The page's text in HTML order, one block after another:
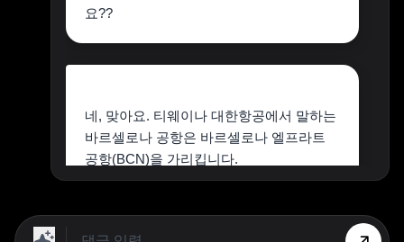
요??
네, 맞아요. 티웨이나 대한항공에서 말하는
바르셀로나 공항은 바르셀로나 엘프라트
공항(BCN)을 가리킵니다.
상단 광고의 [X] 버튼을 누르면 내용이 보입니다